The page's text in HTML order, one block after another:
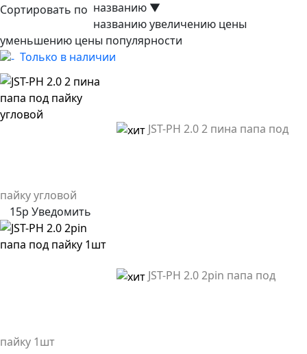
Сортировать по названию ▼
названиюувеличению цены
уменьшению цены популярности
Только в наличии
JST-PH 2.0 2 пина папа под
пайку угловой
15р Уведомить
JST-PH 2.0 2pin папа под
пайку 1шт